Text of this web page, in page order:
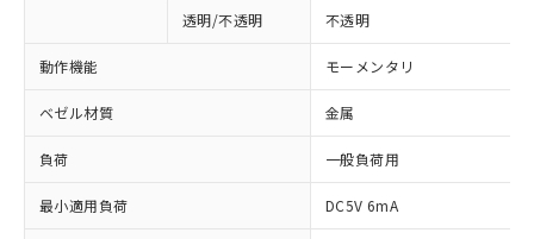
透明/不透明 不透明
動作機能 モーメンタリ
ベゼル材質 金属
負荷 一般負荷用
最小適用負荷 DC5V 6mA